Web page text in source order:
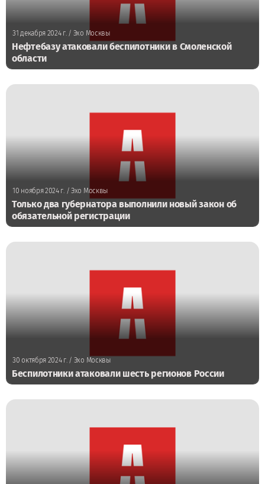
31 декабря 2024 г./ Эхо Москвы
Нефтебазу атаковали беспилотники в Смоленской
области
10 ноября 2024 г./ Эхо Москвы
Только два губернатора выполнили новый закон об
обязательной регистрации
30 октября 2024 г. / Эхо Москвы
Беспилотники атаковали шесть регионов России